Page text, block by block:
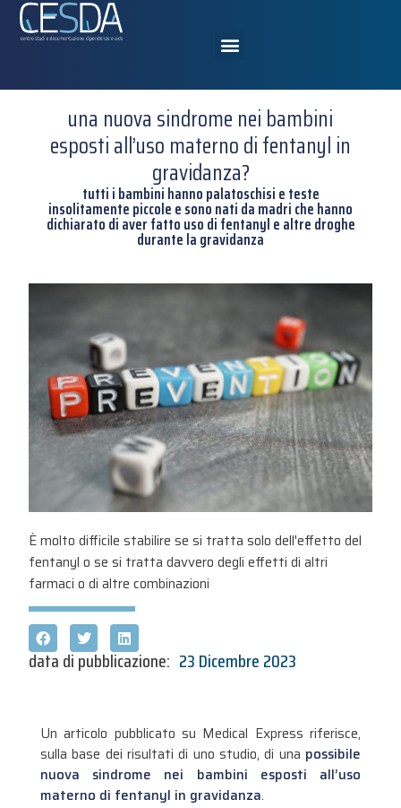
una nuova sindrome nei bambini
esposti all’uso materno di fentanyl in
gravidanza?
tutti i bambini hanno palatoschisi e teste
insolitamente piccole e sono nati da madri che hanno
dichiarato di aver fatto uso di fentanyl e altre droghe
durante la gravidanza
È molto difficile stabilire se si tratta solo dell'effetto del
fentanyl o se si tratta davvero degli effetti di altri
farmaci o di altre combinazioni
data di pubblicazione: 23 Dicembre 2023
Un articolo pubblicato su Medical Express riferisce,
sulla base dei risultati di uno studio, di una possibile
nuova sindrome nei bambini esposti all’uso
materno di fentanyl in gravidanza.